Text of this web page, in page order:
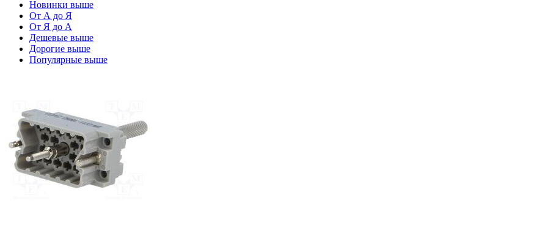
Новинки выше
От А до Я
От Я до А
Дешевые выше
Дорогие выше
Популярные выше